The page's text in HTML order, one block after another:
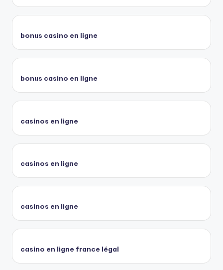
bonus casino en ligne
bonus casino en ligne
casinos en ligne
casinos en ligne
casinos en ligne
casino en ligne france légal